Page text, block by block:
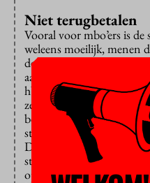
Niet terugbetalen
Vooral voor mbo’ers is
weleens moeilijk, menen
deze studenten daarom
aan het hoger onderwijs
hbo-jaar alsnog de
ze hun aanvullende beurs
betalen. Voor andere
staan op 1 februari.
De coronacrisis was
studenten zullen buiten
oplopen, menen D66 en